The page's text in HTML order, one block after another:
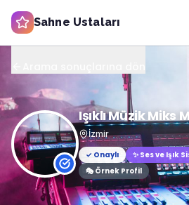
Sahne Ustaları
Işıklı Müzik Miks
İzmir
✓ Onaylı
✨ Ses ve Işık
🎭 Örnek Profil